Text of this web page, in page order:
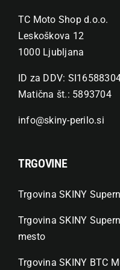
TC Moto Shop d.o.o.
Leskoškova 12
1000 Ljubljana
ID za DDV:
Matična št.: 5893704
info@skiny-perilo.si
TRGOVINE
Trgovina SKINY
Trgovina SKINY
mesto
Trgovina SKINY BTC